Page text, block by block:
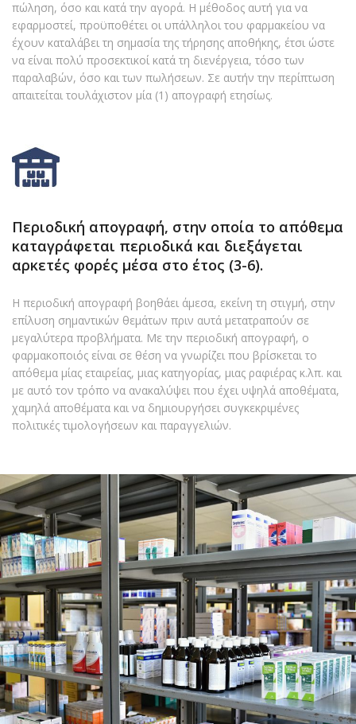
πώληση, όσο και κατά την αγορά. Η μέθοδος αυτή για να
εφαρμοστεί, προϋποθέτει οι υπάλληλοι του φαρμακείου να
έχουν καταλάβει τη σημασία της τήρησης αποθήκης, έτσι ώστε
να είναι πολύ προσεκτικοί κατά τη διενέργεια, τόσο των
παραλαβών, όσο και των πωλήσεων. Σε αυτήν την περίπτωση
απαιτείται τουλάχιστον μία (1) απογραφή ετησίως.
Περιοδική απογραφή, στην οποία το απόθεμα
καταγράφεται περιοδικά και διεξάγεται
αρκετές φορές μέσα στο έτος (3-6).
Η περιοδική απογραφή βοηθάει άμεσα, εκείνη τη στιγμή, στην
επίλυση σημαντικών θεμάτων πριν αυτά μετατραπούν σε
μεγαλύτερα προβλήματα. Με την περιοδική απογραφή, ο
φαρμακοποιός είναι σε θέση να γνωρίζει που βρίσκεται το
απόθεμα μίας εταιρείας, μιας κατηγορίας, μιας ραφιέρας κ.λπ. και
με αυτό τον τρόπο να ανακαλύψει που έχει υψηλά αποθέματα,
χαμηλά αποθέματα και να δημιουργήσει συγκεκριμένες
πολιτικές τιμολογήσεων και παραγγελιών.